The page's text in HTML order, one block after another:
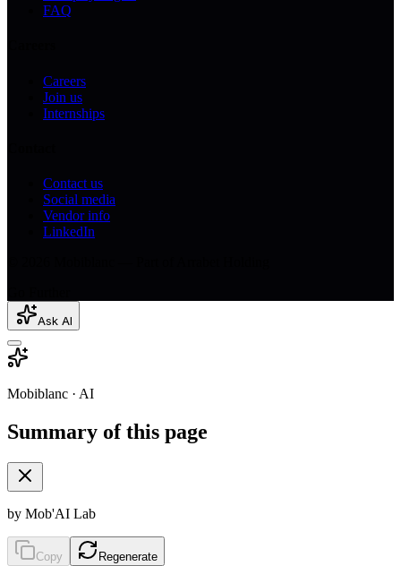
FAQ
Careers
Join us
Internships
Contact us
Social media
Vendor info
LinkedIn
Ask AI
Mobiblanc · AI
Summary of this page
by Mob'AI Lab
Copy Regenerate